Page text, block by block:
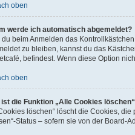
oben
werde ich automatisch abgemeldet?
du beim Anmelden das
zu bleiben, kannst du das
befindest. Wenn diese Option
oben
ist die Funktion „Alle Cookies
löschen“ löscht die Cookies,
Status – sofern sie von der